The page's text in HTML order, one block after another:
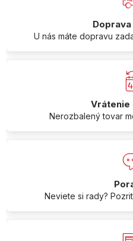
U nás máte dopravu
Vrátenie
Nerozbalený tovar
Neviete si rady?